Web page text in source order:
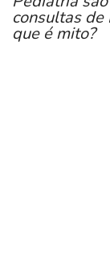
consultas de
que é mito?